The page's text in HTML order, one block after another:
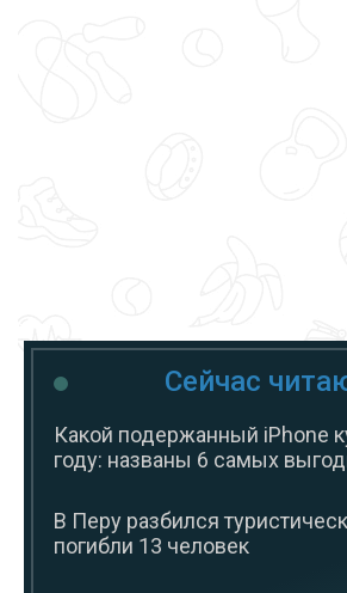
Сейчас
Какой подержанный iPhone
году: названы 6 самых
В Перу разбился
погибли 13 человек